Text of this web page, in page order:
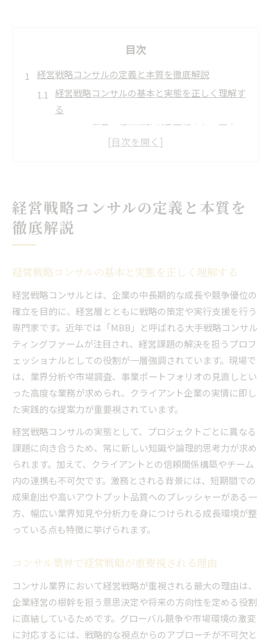
目次
経営戦略コンサルの定義と本質を徹底解説
経営戦略コンサルの基本と実態を正しく理解す
る
コンサル業界で経営戦略が重要視される理由
戦略コンサルと経営コンサルの違いを整理
戦略・経営コンサルの違いに注目した比較ポイント
戦略コンサルと経営コンサルの違いを徹底比較
キャリア比較で知る経営戦略コンサルの実像
業界ごとのコンサル特徴と選択のポイント
コンサルティング業界で求められるスキルと適性
コンサルに必要な論理思考力と課題解決力
経営戦略コンサルで評価されるスキルとは
戦略コンサルタント 向い てる 人の特徴
未経験からコンサルになるには何が必要か
現場で求められるコミュニケーション力の重要
性
激務とされる戦略コンサルのリアルな働き方
戦略コンサルが激務といわれる理由を解明
コンサル現場の働き方とワークライフバランス
経営戦略コンサルの一日の業務フローとは
高い成果を求められるコンサル業務の実態
戦略コンサル 年収と働き方の関係を考える
キャリア選択で知っておきたい業界の序列構造
コンサル業界の三大戦略コンサルとは何か
経営戦略コンサルのキャリアパスの全体像
コンサルティングファームの序列を整理
経営戦略コンサルの定義と本質を
徹底解説
経営戦略コンサルの基本と実態を正しく理解する
経営戦略コンサルとは、企業の中長期的な成長や競争優位の
確立を目的に、経営層とともに戦略の策定や実行支援を行う
専門家です。近年では「MBB」と呼ばれる大手戦略コンサル
ティングファームが注目され、経営課題の解決を担うプロフ
ェッショナルとしての役割が一層強調されています。現場で
は、業界分析や市場調査、事業ポートフォリオの見直しとい
った高度な業務が求められ、クライアント企業の実情に即し
た実践的な提案力が重要視されています。
経営戦略コンサルの実態として、プロジェクトごとに異なる
課題に向き合うため、常に新しい知識や論理的思考力が求め
られます。加えて、クライアントとの信頼関係構築やチーム
内の連携も不可欠です。激務とされる背景には、短期間での
成果創出や高いアウトプット品質へのプレッシャーがある一
方、幅広い業界知見や分析力を身につけられる成長環境が整
っている点も特徴に挙げられます。
コンサル業界で経営戦略が重要視される理由
コンサル業界において経営戦略が重視される最大の理由は、
企業経営の根幹を担う意思決定や将来の方向性を定める役割
に直結しているためです。グローバル競争や市場環境の激変
に対応するには、戦略的な視点からのアプローチが不可欠と